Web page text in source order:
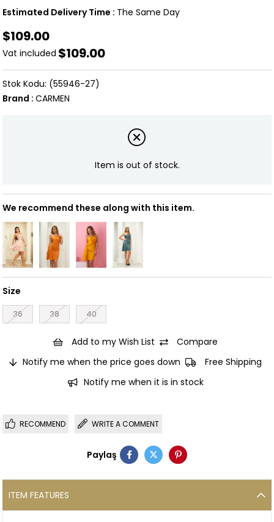
Estimated Delivery Time : The Same Day
$109.00
Vat included $109.00
(55946-27)
Brand : CARMEN
Item is out of stock.
We recommend these along with this item.
Size
36 38 40
Add to my Wish List
Compare
Notify me when the price goes down
Free Shipping
Notify me when it is in stock
RECOMMEND WRITE A COMMENT
Paylaş
ITEM FEATURES